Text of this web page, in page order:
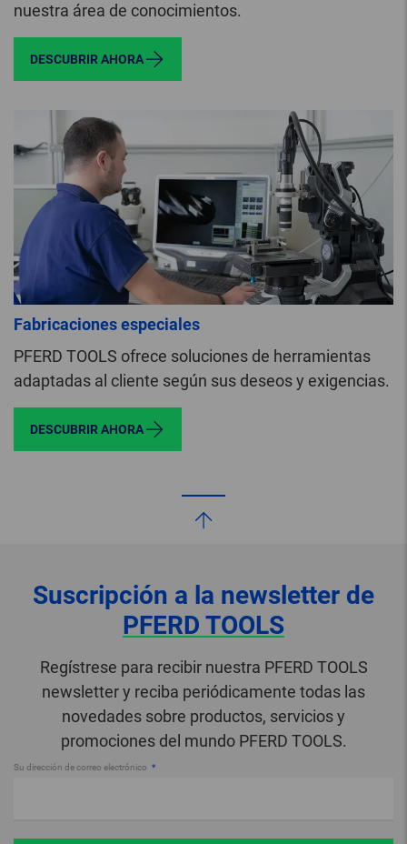
nuestra área de conocimientos.
DESCUBRIR AHORA
Fabricaciones especiales
PFERD TOOLS ofrece soluciones de herramientas
adaptadas al cliente según sus deseos y exigencias.
DESCUBRIR AHORA
Suscripción a la newsletter de
PFERD TOOLS
Regístrese para recibir nuestra PFERD TOOLS
newsletter y reciba periódicamente todas las
novedades sobre productos, servicios y
promociones del mundo PFERD TOOLS.
Su dirección de correo electrónico